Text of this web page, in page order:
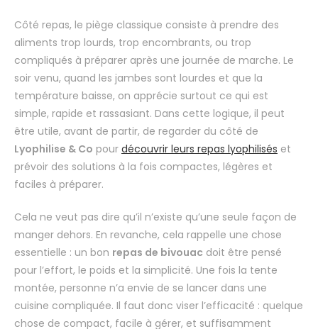
Côté repas, le piège classique consiste à prendre des
aliments trop lourds, trop encombrants, ou trop
compliqués à préparer après une journée de marche. Le
soir venu, quand les jambes sont lourdes et que la
température baisse, on apprécie surtout ce qui est
simple, rapide et rassasiant. Dans cette logique, il peut
être utile, avant de partir, de regarder du côté de
Lyophilise & Co pour découvrir leurs repas lyophilisés et
prévoir des solutions à la fois compactes, légères et
faciles à préparer.
Cela ne veut pas dire qu’il n’existe qu’une seule façon de
manger dehors. En revanche, cela rappelle une chose
essentielle : un bon repas de bivouac doit être pensé
pour l’effort, le poids et la simplicité. Une fois la tente
montée, personne n’a envie de se lancer dans une
cuisine compliquée. Il faut donc viser l’efficacité : quelque
chose de compact, facile à gérer, et suffisamment